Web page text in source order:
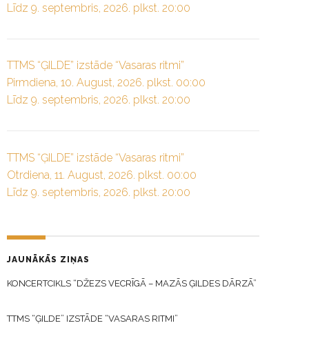
Līdz 9. septembris, 2026. plkst. 20:00
TTMS “ĢILDE” izstāde “Vasaras ritmi”
Pirmdiena, 10. August, 2026. plkst. 00:00
Līdz 9. septembris, 2026. plkst. 20:00
TTMS “ĢILDE” izstāde “Vasaras ritmi”
Otrdiena, 11. August, 2026. plkst. 00:00
Līdz 9. septembris, 2026. plkst. 20:00
JAUNĀKĀS ZIŅAS
KONCERTCIKLS “DŽEZS VECRĪGĀ – MAZĀS ĢILDES DĀRZĀ”
TTMS “ĢILDE” IZSTĀDE “VASARAS RITMI”